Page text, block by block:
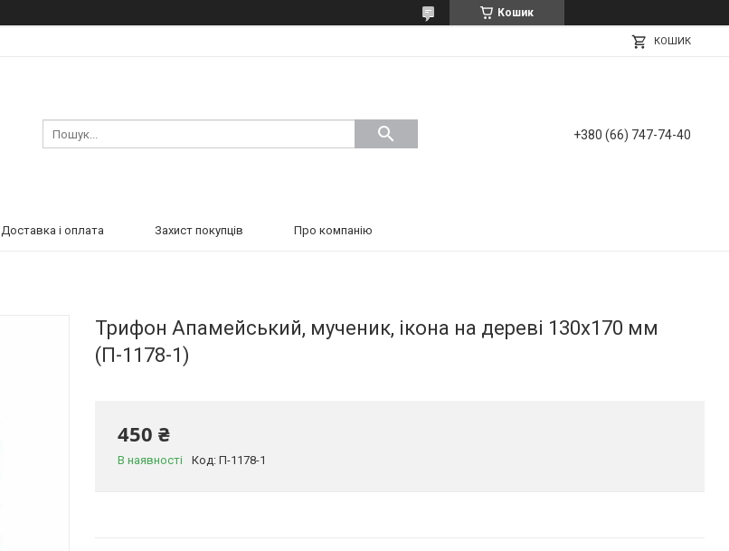
Кошик
КОШИК
+380 (66) 747-74-40
Доставка і оплата Захист покупців Про компанію
Трифон Апамейський, мученик, ікона на дереві 130х170 мм
(П-1178-1)
450 ₴
В наявності Код: П-1178-1